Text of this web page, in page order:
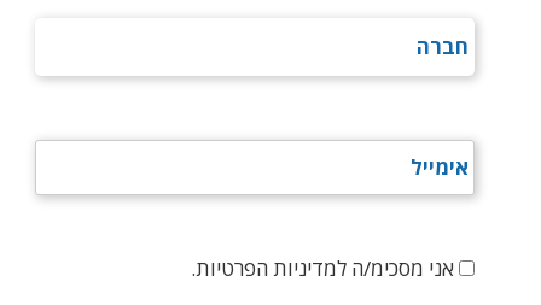
אני מסכימ/ה למדיניות הפרטיות.